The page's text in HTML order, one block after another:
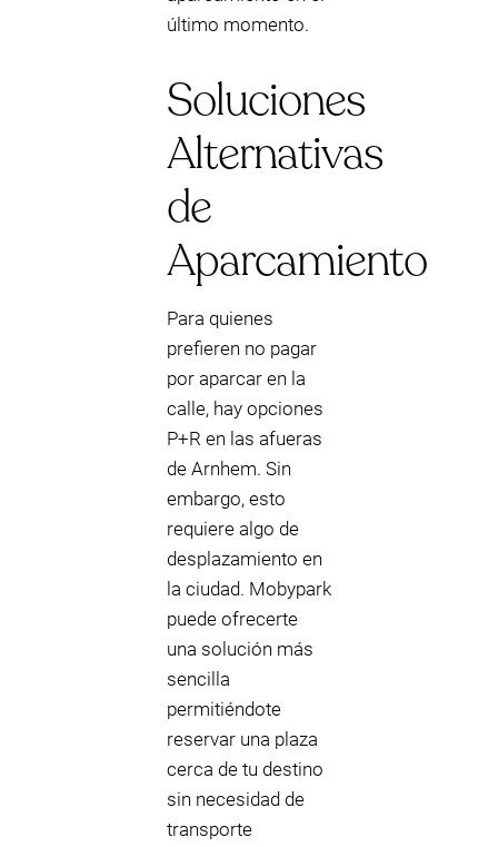
último momento.
Soluciones
Alternativas
de
Aparcamiento
Para quienes
prefieren no pagar
por aparcar en la
calle, hay opciones
P+R en las afueras
de Arnhem. Sin
embargo, esto
requiere algo de
desplazamiento en
la ciudad. Mobypark
puede ofrecerte
una solución más
sencilla
permitiéndote
reservar una plaza
cerca de tu destino
sin necesidad de
transporte